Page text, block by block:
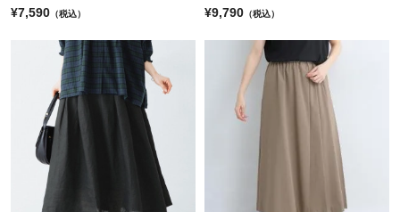
¥7,590 （税込）
¥9,790 （税込）